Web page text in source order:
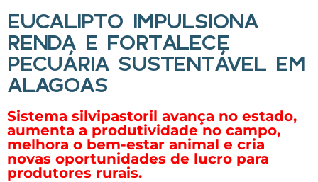
EUCALIPTO IMPULSIONA
RENDA E FORTALECE
PECUÁRIA SUSTENTÁVEL EM
ALAGOAS
Sistema silvipastoril avança no estado,
aumenta a produtividade no campo,
melhora o bem-estar animal e cria
novas oportunidades de lucro para
produtores rurais.